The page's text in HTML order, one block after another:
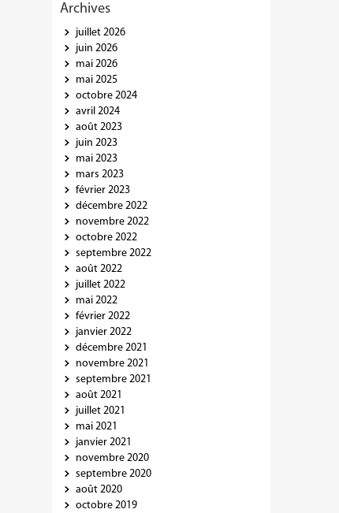
Archives
juillet 2026
juin 2026
mai 2026
mai 2025
octobre 2024
avril 2024
août 2023
juin 2023
mai 2023
mars 2023
février 2023
décembre 2022
novembre 2022
octobre 2022
septembre 2022
août 2022
juillet 2022
mai 2022
février 2022
janvier 2022
décembre 2021
novembre 2021
septembre 2021
août 2021
juillet 2021
mai 2021
janvier 2021
novembre 2020
septembre 2020
août 2020
octobre 2019